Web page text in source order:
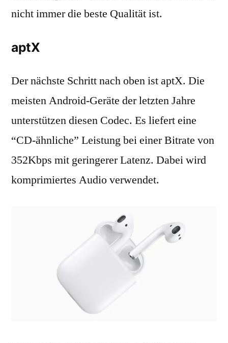
nicht immer die beste Qualität ist.
aptX
Der nächste Schritt nach oben ist aptX. Die
meisten Android-Geräte der letzten Jahre
unterstützen diesen Codec. Es liefert eine
“CD-ähnliche” Leistung bei einer Bitrate von
352Kbps mit geringerer Latenz. Dabei wird
komprimiertes Audio verwendet.